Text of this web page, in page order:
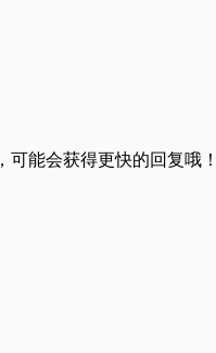
，可能会获得更快的回复哦！